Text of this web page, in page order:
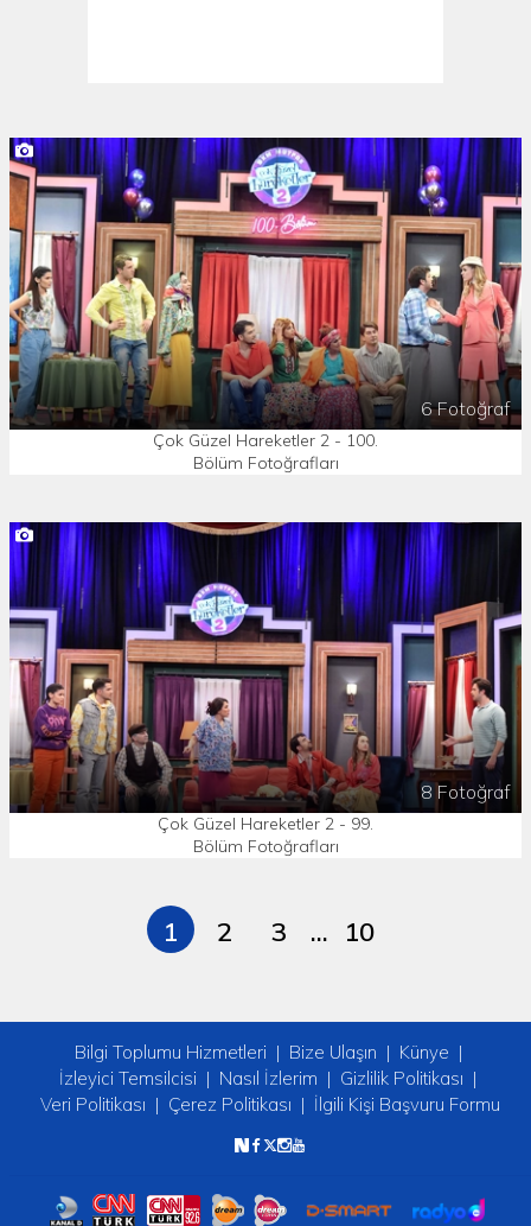
6 Fotoğraf
Çok Güzel Hareketler 2 - 100.
Bölüm Fotoğrafları
8 Fotoğraf
Çok Güzel Hareketler 2 - 99.
Bölüm Fotoğrafları
1 2 3 ... 10
Bilgi Toplumu Hizmetleri Bize Ulaşın
Künye
İzleyici Temsilcisi
Nasıl İzlerim
Gizlilik Politikası
Veri Politikası
Çerez Politikası İlgili Kişi Başvuru Formu